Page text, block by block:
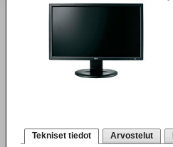
Tekniset tiedot Arvostelut